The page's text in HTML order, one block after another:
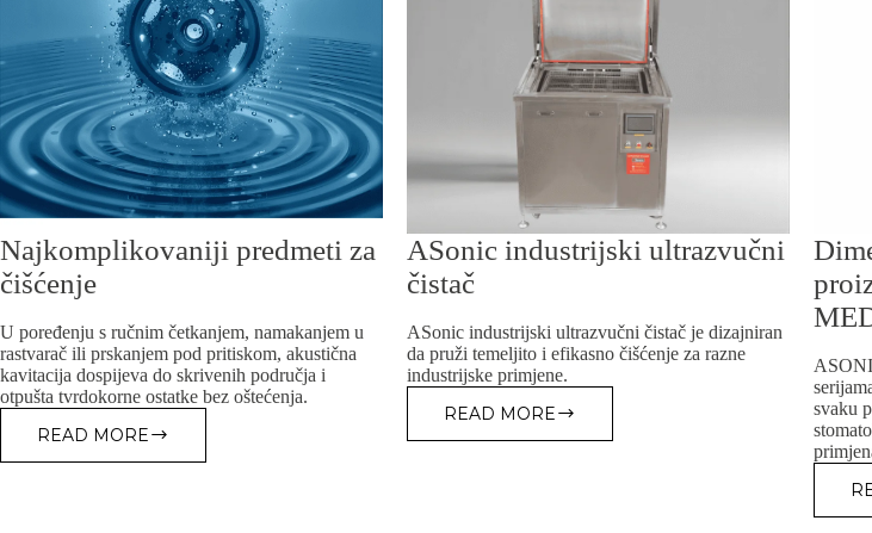
Najkomplikovaniji predmeti za
čišćenje
U poređenju s ručnim četkanjem, namakanjem u
rastvarač ili prskanjem pod pritiskom, akustična
kavitacija dospijeva do skrivenih područja i
otpušta tvrdokorne ostatke bez oštećenja.
READ MORENAJKOMPLIKOVANIJI
PREDMETI
ASonic industrijski ultrazvučni
čistač
ASonic industrijski ultrazvučni čistač je dizajniran
da pruži temeljito i efikasno čišćenje za razne
industrijske primjene.
READ MORE
ASONIC
INDUSTRIJSKI
svaku